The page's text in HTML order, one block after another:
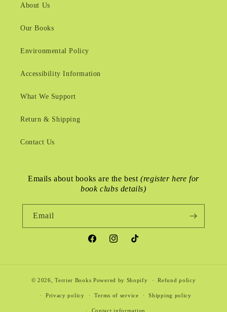
About Us
Our Books
Environmental Policy
Accessibility Information
What We Support
Return & Shipping
Contact Us
Emails about books are the best(register here for
book clubs details)
Email
FacebookInstagramTikTok
© 2026,Terrier Books Powered by Shopify Refund policy
Privacy policy Terms of service Shipping policy
Contact information